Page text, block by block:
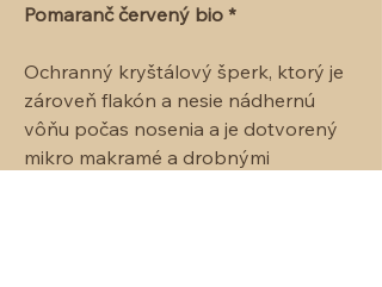
Pomaranč červený bio *
Ochranný kryštálový šperk, ktorý je
zároveň flakón a nesie nádhernú
vôňu počas nosenia a je dotvorený
mikro makramé a drobnými